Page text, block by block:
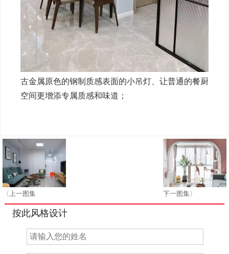
古金属原色的钢制质感表面的小吊灯、让普通的餐厨
空间更增添专属质感和味道；
〈上一图集 下一图集〉
按此风格设计